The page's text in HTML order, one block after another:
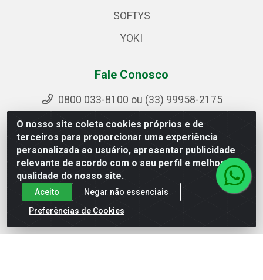
O nosso site coleta cookies próprios e de
terceiros para proporcionar uma experiência
personalizada ao usuário, apresentar publicidade
relevante de acordo com o seu perfil e melhorar a
qualidade do nosso site.
Aceito
Negar não essenciais
Preferências de Cookies
SOFTYS
YOKI
Fale Conosco
0800 033-8100 ou (33) 99958-2175
sac@ipirangamg.com.br
Acompanhe nossas publicações
Ipiranga Distribuição LTDA - Avenida Doutor Jorge
Hannas, 101 - Ponte da Aldeia - Manhuaçu / MG - CEP
36906-440 - CNPJ 25.310.749/0001-66